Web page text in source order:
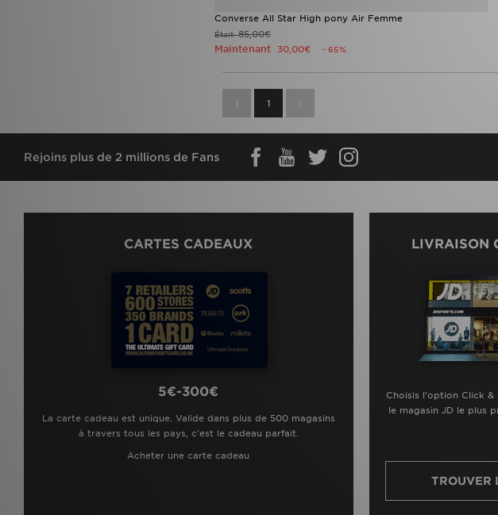
Converse All Star High pony Air Femme
Était85,00€
Maintenant 30,00€ - 65%
1
Rejoins plus de 2 millions de Fans
CARTES CADEAUX
5€-300€
La carte cadeau est unique. Valide dans plus de 500 magasins
à travers tous les pays, c'est le cadeau parfait.
Acheter une carte cadeau
LIVRAISON
Choisis l’option Click
le magasin JD le plus
TROUVER